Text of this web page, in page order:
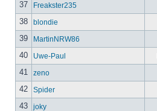
37 Freakster235
38 blondie
39 MartinNRW86
40 Uwe-Paul
41 zeno
42 Spider
43 joky